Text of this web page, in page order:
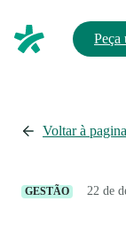
Peça
Voltar à
GESTÃO 22 de